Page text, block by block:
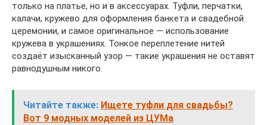
только на платье, но и в аксессуарах. Туфли, перчатки,
калачи, кружево для оформления банкета и свадебной
церемонии, и самое оригинальное — использование
кружева в украшениях. Тонкое переплетение нитей
создаёт изысканный узор — такие украшения не оставят
равнодушным никого.
Читайте также: Ищете туфли для свадьбы?
Вот 9 модных моделей из ЦУМа